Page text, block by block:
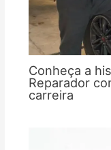
Conheça a
Reparador
carreira